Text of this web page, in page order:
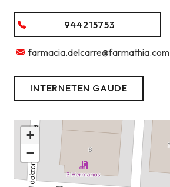
944215753
farmacia.delcarre@farmathia.com
INTERNETEN GAUDE
+
−